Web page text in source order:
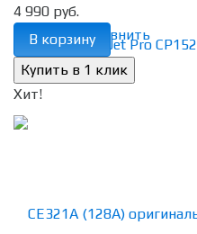
избранное сравнить
4 990 руб.
В корзину
Хит!